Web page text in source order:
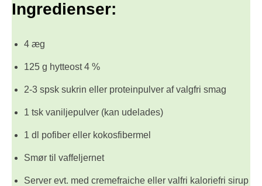
Ingredienser:
4 æg
125 g hytteost 4 %
2-3 spsk sukrin eller proteinpulver af valgfri smag
1 tsk vaniljepulver (kan udelades)
1 dl pofiber eller kokosfibermel
Smør til vaffeljernet
Server evt. med cremefraiche eller valfri kaloriefri sirup